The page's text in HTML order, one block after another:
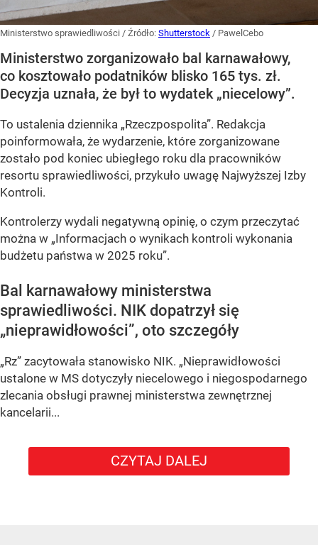
Ministerstwo sprawiedliwości / Źródło: Shutterstock / PawelCebo
Ministerstwo zorganizowało bal karnawałowy,
co kosztowało podatników blisko 165 tys. zł.
Decyzja uznała, że był to wydatek „niecelowy”.
To ustalenia dziennika „Rzeczpospolita”. Redakcja
poinformowała, że wydarzenie, które zorganizowane
zostało pod koniec ubiegłego roku dla pracowników
resortu sprawiedliwości, przykuło uwagę Najwyższej Izby
Kontroli.
Kontrolerzy wydali negatywną opinię, o czym przeczytać
można w „Informacjach o wynikach kontroli wykonania
budżetu państwa w 2025 roku”.
Bal karnawałowy ministerstwa
sprawiedliwości. NIK dopatrzył się
„nieprawidłowości”, oto szczegóły
„Rz” zacytowała stanowisko NIK. „Nieprawidłowości
ustalone w MS dotyczyły niecelowego i niegospodarnego
zlecania obsługi prawnej ministerstwa zewnętrznej
kancelarii...
CZYTAJ DALEJ